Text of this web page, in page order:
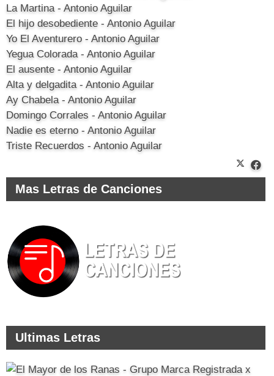
La Martina - Antonio Aguilar
El hijo desobediente - Antonio Aguilar
Yo El Aventurero - Antonio Aguilar
Yegua Colorada - Antonio Aguilar
El ausente - Antonio Aguilar
Alta y delgadita - Antonio Aguilar
Ay Chabela - Antonio Aguilar
Domingo Corrales - Antonio Aguilar
Nadie es eterno - Antonio Aguilar
Triste Recuerdos - Antonio Aguilar
Mas Letras de Canciones
Ultimas Letras